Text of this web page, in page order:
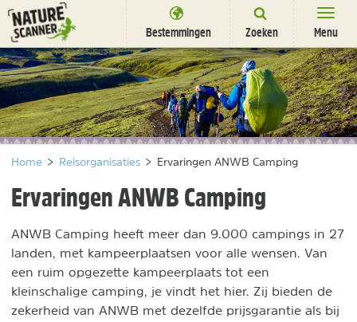
Ga
naar
content
Bestemmingen Zoeken Menu
Bestemmingen
Overnachten
Activiteiten
Natuurparken
Dieren
Nieuwsbrief Uitgelicht
Partners nl/ fr
Home > Reisorganisaties > Ervaringen ANWB Camping
Ervaringen ANWB Camping
ANWB Camping heeft meer dan 9.000 campings in 27
landen, met kampeerplaatsen voor alle wensen. Van
een ruim opgezette kampeerplaats tot een
kleinschalige camping, je vindt het hier. Zij bieden de
zekerheid van ANWB met dezelfde prijsgarantie als bij